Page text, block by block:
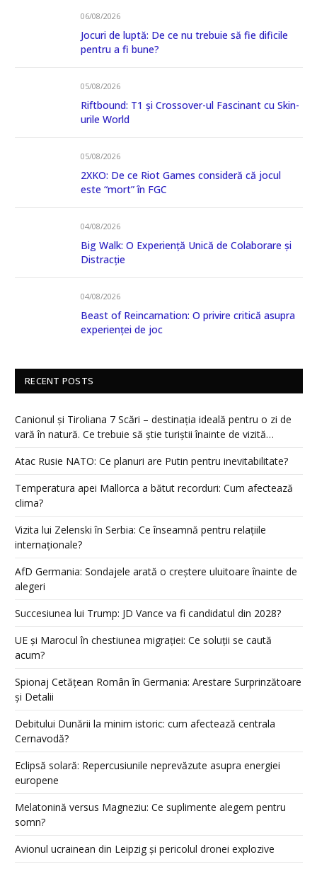
06/08/2026
Jocuri de luptă: De ce nu trebuie să fie dificile
pentru a fi bune?
05/08/2026
Riftbound: T1 și Crossover-ul Fascinant cu Skin-
urile World
05/08/2026
2XKO: De ce Riot Games consideră că jocul
este “mort” în FGC
04/08/2026
Big Walk: O Experiență Unică de Colaborare și
Distracție
04/08/2026
Beast of Reincarnation: O privire critică asupra
experienței de joc
RECENT POSTS
Canionul și Tiroliana 7 Scări – destinația ideală pentru o zi de
vară în natură. Ce trebuie să știe turiștii înainte de vizită…
Atac Rusie NATO: Ce planuri are Putin pentru inevitabilitate?
Temperatura apei Mallorca a bătut recorduri: Cum afectează
clima?
Vizita lui Zelenski în Serbia: Ce înseamnă pentru relațiile
internaționale?
AfD Germania: Sondajele arată o creștere uluitoare înainte de
alegeri
Succesiunea lui Trump: JD Vance va fi candidatul din 2028?
UE și Marocul în chestiunea migrației: Ce soluții se caută
acum?
Spionaj Cetățean Român în Germania: Arestare Surprinzătoare
și Detalii
Debitului Dunării la minim istoric: cum afectează centrala
Cernavodă?
Eclipsă solară: Repercusiunile neprevăzute asupra energiei
europene
Melatonină versus Magneziu: Ce suplimente alegem pentru
somn?
Avionul ucrainean din Leipzig și pericolul dronei explozive